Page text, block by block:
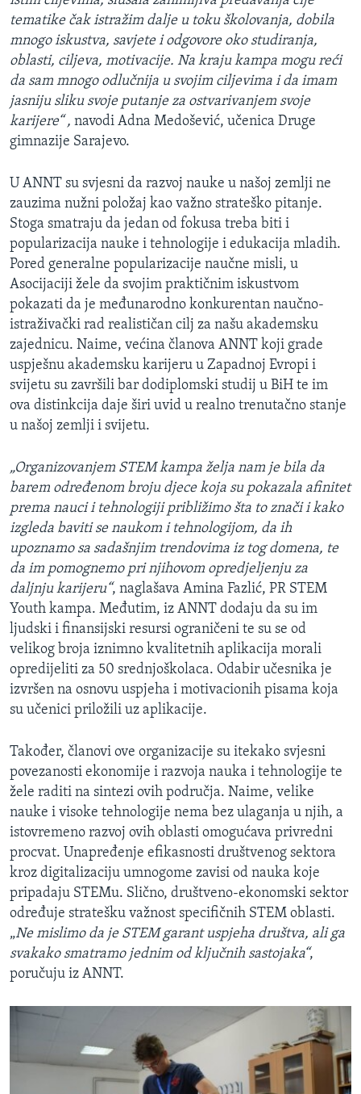
tematike čak istražim dalje u toku školovanja, dobila
mnogo iskustva, savjete i odgovore oko studiranja,
oblasti, ciljeva, motivacije. Na kraju kampa mogu reći
da sam mnogo odlučnija u svojim ciljevima i da imam
jasniju sliku svoje putanje za ostvarivanjem svoje
karijere“ , navodi Adna Medošević, učenica Druge
gimnazije Sarajevo.
U ANNT su svjesni da razvoj nauke u našoj zemlji ne
zauzima nužni položaj kao važno strateško pitanje.
Stoga smatraju da jedan od fokusa treba biti i
popularizacija nauke i tehnologije i edukacija mladih.
Pored generalne popularizacije naučne misli, u
Asocijaciji žele da svojim praktičnim iskustvom
pokazati da je međunarodno konkurentan naučno-
istraživački rad realističan cilj za našu akademsku
zajednicu. Naime, većina članova ANNT koji grade
uspješnu akademsku karijeru u Zapadnoj Evropi i
svijetu su završili bar dodiplomski studij u BiH te im
ova distinkcija daje širi uvid u realno trenutačno stanje
u našoj zemlji i svijetu.
„Organizovanjem STEM kampa želja nam je bila da
barem određenom broju djece koja su pokazala afinitet
prema nauci i tehnologiji približimo šta to znači i kako
izgleda baviti se naukom i tehnologijom, da ih
upoznamo sa sadašnjim trendovima iz tog domena, te
da im pomognemo pri njihovom opredjeljenju za
daljnju karijeru“, naglašava Amina Fazlić, PR STEM
Youth kampa. Međutim, iz ANNT dodaju da su im
ljudski i finansijski resursi ograničeni te su se od
velikog broja iznimno kvalitetnih aplikacija morali
opredijeliti za 50 srednjoškolaca. Odabir učesnika je
izvršen na osnovu uspjeha i motivacionih pisama koja
su učenici priložili uz aplikacije.
Također, članovi ove organizacije su itekako svjesni
povezanosti ekonomije i razvoja nauka i tehnologije te
žele raditi na sintezi ovih područja. Naime, velike
nauke i visoke tehnologije nema bez ulaganja u njih, a
istovremeno razvoj ovih oblasti omogućava privredni
procvat. Unapređenje efikasnosti društvenog sektora
kroz digitalizaciju umnogome zavisi od nauka koje
pripadaju STEMu. Slično, društveno-ekonomski sektor
određuje stratešku važnost specifičnih STEM oblasti.
„Ne mislimo da je STEM garant uspjeha društva, ali ga
svakako smatramo jednim od ključnih sastojaka“,
poručuju iz ANNT.